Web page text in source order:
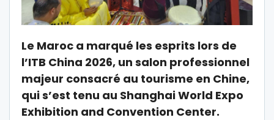
Le Maroc a marqué les esprits lors de
l’ITB China 2026, un salon professionnel
majeur consacré au tourisme en Chine,
qui s’est tenu au Shanghai World Expo
Exhibition and Convention Center.